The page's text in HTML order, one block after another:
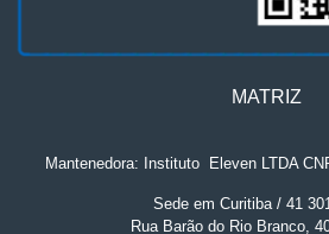
MATRIZ
Mantenedora: Instituto. Eleven LTDA
Sede em Curitiba / 41
Rua Barão do Rio Branco,